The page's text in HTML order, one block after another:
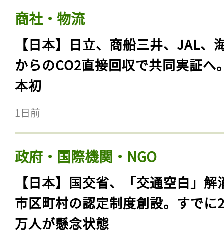
商社・物流
【日本】日立、商船三井、JAL、
からのCO2直接回収で共同実証へ
本初
1日前
政府・国際機関・NGO
【日本】国交省、「交通空白」解
市区町村の認定制度創設。すでに
万人が懸念状態